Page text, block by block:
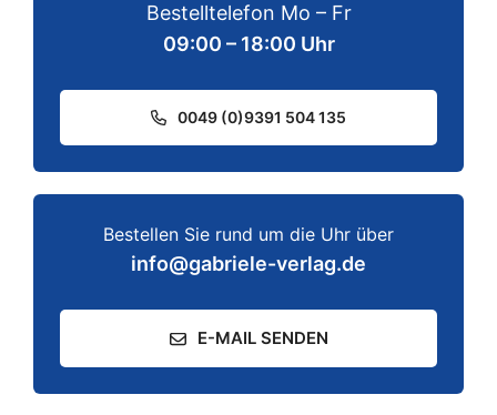
Bestelltelefon Mo – Fr
09:00 – 18:00 Uhr
0049 (0)9391 504 135
Bestellen Sie rund um die Uhr über
info@gabriele-verlag.de
E-MAIL SENDEN